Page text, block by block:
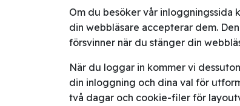
Om du besöker vår
din webbläsare accepterar dem.
försvinner när du stänger din
När du loggar in kommer vi
din inloggning och dina val för
två dagar och cookie-filer för